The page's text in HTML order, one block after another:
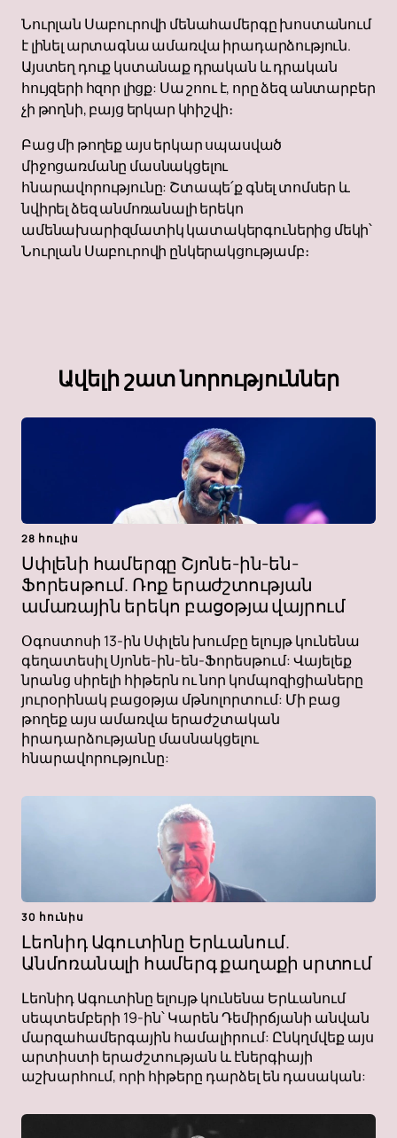
Նուրլան Սաբուրովի մենահամերգը խոստանում
է լինել արտագնա ամառվա իրադարձություն.
Այստեղ դուք կստանաք դրական և դրական
հույզերի հզոր լիցք: Սա շոու է, որը ձեզ անտարբեր
չի թողնի, բայց երկար կհիշվի։
Բաց մի թողեք այս երկար սպասված
միջոցառմանը մասնակցելու
հնարավորությունը: Շտապե՛ք գնել տոմսեր և
նվիրել ձեզ անմոռանալի երեկո
ամենախարիզմատիկ կատակերգուներից մեկի՝
Նուրլան Սաբուրովի ընկերակցությամբ։
Ավելի շատ նորություններ
28 հուլիս
Սփլենի համերգը Շյոնե-ին-են-
Ֆորեսթում. Ռոք երաժշտության
ամառային երեկո բացօթյա վայրում
Օգոստոսի 13-ին Սփլեն խումբը ելույթ կունենա
գեղատեսիլ Սյոնե-ին-են-Ֆորեսթում: Վայելեք
նրանց սիրելի հիթերն ու նոր կոմպոզիցիաները
յուրօրինակ բացօթյա մթնոլորտում: Մի բաց
թողեք այս ամառվա երաժշտական ​​​​
իրադարձությանը մասնակցելու
հնարավորությունը:
30 հունիս
Լեոնիդ Ագուտինը Երևանում.
Անմոռանալի համերգ քաղաքի սրտում
Լեոնիդ Ագուտինը ելույթ կունենա Երևանում
սեպտեմբերի 19-ին՝ Կարեն Դեմիրճյանի անվան
մարզահամերգային համալիրում: Ընկղմվեք այս
արտիստի երաժշտության և էներգիայի
աշխարհում, որի հիթերը դարձել են դասական: